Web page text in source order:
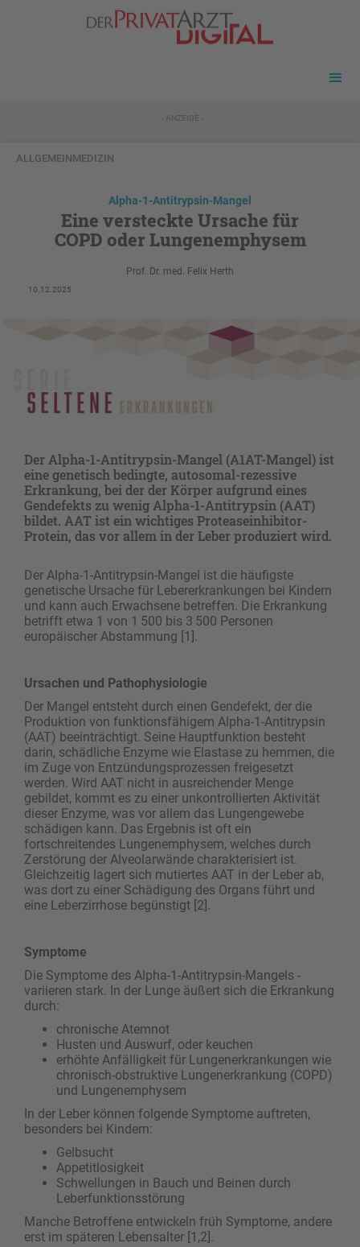
- ANZEIGE -
ALLGEMEINMEDIZIN
Alpha-1-Antitrypsin-Mangel
Eine versteckte Ursache für
COPD oder Lungenemphysem
Prof. Dr. med. Felix Herth
10.12.2025
Der Alpha-1-Antitrypsin-Mangel (A1AT-Mangel) ist
eine genetisch bedingte, autosomal-rezessive
Erkrankung, bei der der Körper aufgrund eines
Gendefekts zu wenig Alpha-1-Antitrypsin (AAT)
bildet. AAT ist ein wichtiges Proteaseinhibitor-
Protein, das vor allem in der Leber produziert wird.
Der Alpha-1-Antitrypsin-Mangel ist die häufigste
genetische Ursache für Lebererkrankungen bei ­Kindern
und kann auch Erwachsene betreffen. Die Erkrankung
betrifft etwa 1 von 1 500 bis 3 500 ­Personen
europäischer Abstammung [1].
Ursachen und Pathophysiologie
Der Mangel entsteht durch einen Gendefekt, der die
Produktion von funktionsfähigem Alpha-1-Antitrypsin
(AAT) beeinträchtigt. Seine Hauptfunktion besteht
darin, schädliche Enzyme wie Elastase zu hemmen, die
im Zuge von Entzündungsprozessen freigesetzt
werden. Wird AAT nicht in ausreichender Menge
gebildet, kommt es zu einer unkontrollierten Aktivität
dieser Enzyme, was vor allem das Lungengewebe
schädigen kann. Das Ergebnis ist oft ein
fortschreitendes Lungenemphysem, welches durch
Zerstörung der Alveolarwände charakterisiert ist.
Gleichzeitig lagert sich mutiertes AAT in der Leber ab,
was dort zu einer Schädigung des Organs führt und
eine Leberzirrhose begünstigt [2].
Symptome
Die Symptome des Alpha-1-Antitrypsin-Mangels ­
variieren stark. In der Lunge äußert sich die Erkrankung
durch:
chronische Atemnot
Husten und Auswurf, oder keuchen
erhöhte Anfälligkeit für Lungenerkrankungen wie
chronisch-obstruktive Lungenerkrankung (COPD)
und Lungenemphysem
In der Leber können folgende Symptome auftreten,
besonders bei Kindern:
Gelbsucht
Appetitlosigkeit
Schwellungen in Bauch und Beinen durch
Leberfunktionsstörung
Manche Betroffene entwickeln früh Symptome, andere
erst im späteren Lebensalter [1,2].